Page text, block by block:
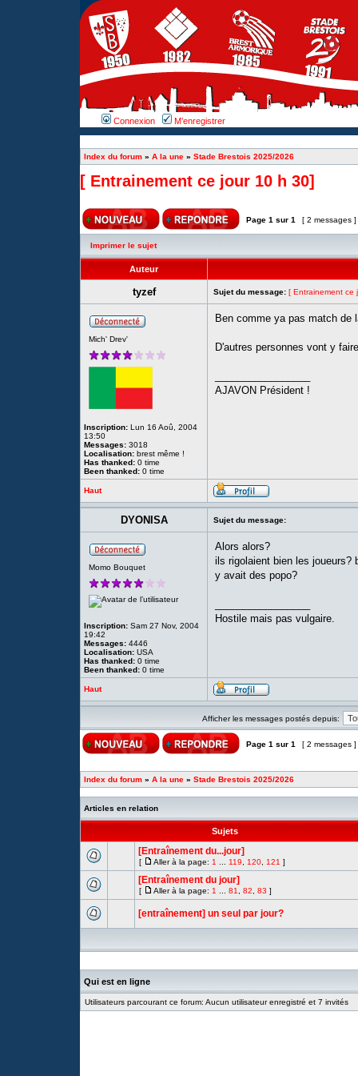
Connexion M’enregistrer
Index du forum » A la une » Stade Brestois 2025/2026
[ Entrainement ce jour 10 h 30]
Page 1 sur 1 [ 2 messages ]
Imprimer le sujet
Auteur
tyzef Sujet du message: [ Entrainement ce
Mich' Drev'
Inscription: Lun 16 Aoû, 2004
13:50
Messages: 3018
Localisation: brest même !
Has thanked: 0 time
Been thanked: 0 time
Ben comme ya pas match de
D'autres personnes vont y
AJAVON Président !
Haut
DYONISA Sujet du message:
Momo Bouquet
Inscription: Sam 27 Nov, 2004
19:42
Messages: 4446
Localisation: USA
Has thanked: 0 time
Been thanked: 0 time
Alors alors?
ils rigolaient bien les joueurs?
y avait des popo?
Hostile mais pas vulgaire.
Haut
Afficher les messages postés depuis:
Page 1 sur 1 [ 2 messages ]
Index du forum » A la une » Stade Brestois 2025/2026
Articles en relation
Sujets
[Entraînement du...jour]
[ Aller à la page: 1 119 120 121 ]
[Entraînement du jour]
[ Aller à la page: 1 81 82 83 ]
[entraînement] un seul par jour?
Qui est en ligne
Utilisateurs parcourant ce forum: Aucun utilisateur enregistré et 7 invités